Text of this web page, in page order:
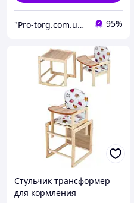
"Pro-torg.com.ua" - интернет-магазин детских товаров и игрушек 95%
Стульчик трансформер
для кормления